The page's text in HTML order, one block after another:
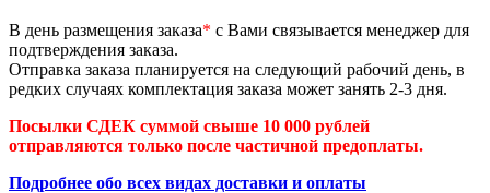
В день размещения заказа* с Вами связывается менеджер для
подтверждения заказа.
Отправка заказа планируется на следующий рабочий день, в
редких случаях комплектация заказа может занять 2-3 дня.
Посылки СДЕК суммой свыше 10 000 рублей
отправляются только после частичной предоплаты.
Подробнее обо всех видах доставки и оплаты